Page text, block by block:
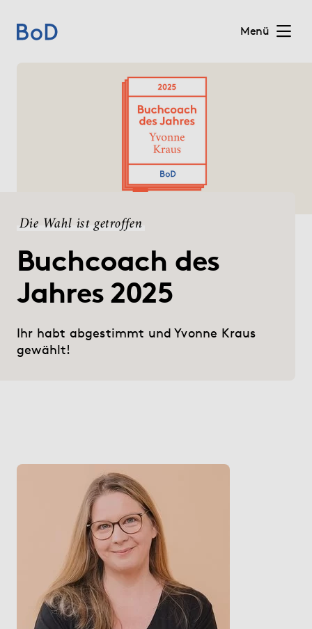
Menü
Shop
Die Wahl ist getroffen
Buchcoach des
Jahres 2025
Ihr habt abgestimmt und Yvonne Kraus
gewählt!